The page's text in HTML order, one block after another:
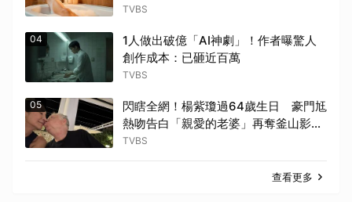
TVBS
04
1人做出破億「AI神劇」！作者曝驚人
創作成本：已砸近百萬
TVBS
05
閃瞎全網！楊紫瓊過64歲生日 豪門尪
熱吻告白「親愛的老婆」再奪釜山影展
大獎
TVBS
查看更多